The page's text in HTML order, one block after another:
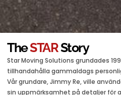
TheSTARStory
Star Moving Solutions grundades
tillhandahålla gammaldags
Vår grundare, Jimmy Re, ville
sin uppmärksamhet på detaljer för